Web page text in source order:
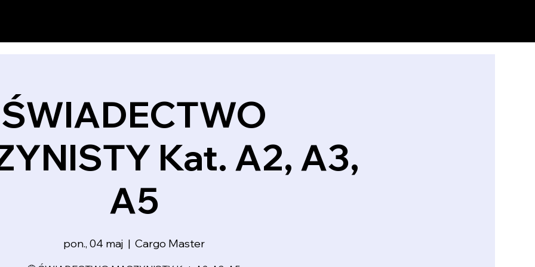
ŚWIADECTWO
Kat. A2, A3,
A5
pon., 04 maj
  |
Cargo Master